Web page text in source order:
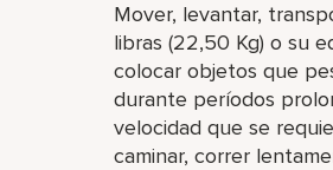
Mover, levantar,
libras (22,50 Kg) o su
colocar objetos que
durante períodos
velocidad que se
caminar, correr